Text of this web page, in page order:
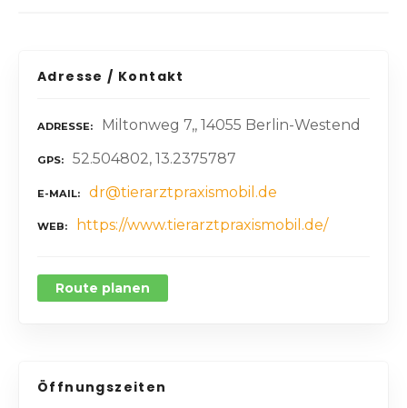
Adresse / Kontakt
ADRESSE Miltonweg 7,, 14055 Berlin-Westend
GPS 52.504802, 13.2375787
E-MAIL dr@tierarztpraxismobil.de
WEB https://www.tierarztpraxismobil.de/
Route planen
Öffnungszeiten